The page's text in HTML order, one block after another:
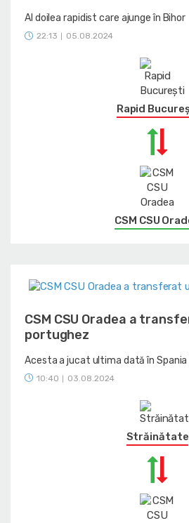
Al doilea rapidist care ajunge în Bihor
22:13 05.08.2024
Rapid
CSM CSU
CSM CSU Oradea a
portughez
Acesta a jucat ultima dată în Spania
10:40 03.08.2024
Străinătate